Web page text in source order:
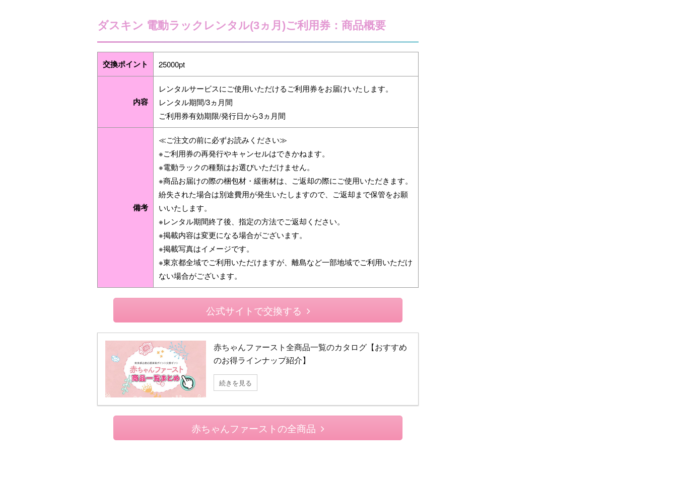
ダスキン 電動ラックレンタル(3ヵ月)ご利用券：商品概要
交換ポイント 25000pt
内容
レンタルサービスにご使用いただけるご利用券をお届けいたします。
レンタル期間/3ヵ月間
ご利用券有効期限/発行日から3ヵ月間
備考
≪ご注文の前に必ずお読みください≫
※ご利用券の再発行やキャンセルはできかねます。
※電動ラックの種類はお選びいただけません。
※商品お届けの際の梱包材・緩衝材は、ご返却の際にご使用いただきます。
紛失された場合は別途費用が発生いたしますので、ご返却まで保管をお願
いいたします。
※レンタル期間終了後、指定の方法でご返却ください。
※掲載内容は変更になる場合がございます。
※掲載写真はイメージです。
※東京都全域でご利用いただけますが、離島など一部地域でご利用いただけ
ない場合がございます。
公式サイトで交換する
赤ちゃんファースト全商品一覧のカタログ【おすすめ
のお得ラインナップ紹介】
続きを見る
赤ちゃんファーストの全商品